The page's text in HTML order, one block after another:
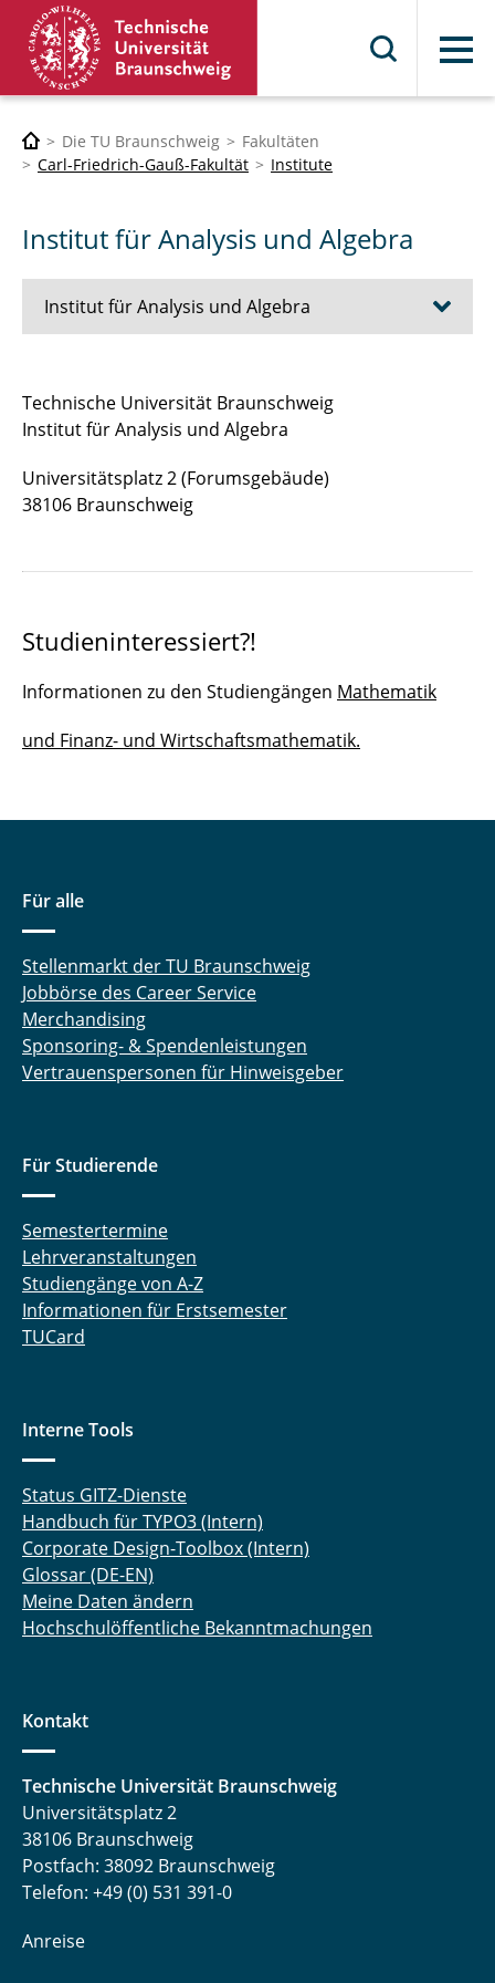
Menü
Die TU Braunschweig
Fakultäten
Carl-Friedrich-Gauß-Fakultät
Institute
Institut für Analysis und Algebra
Institut für Analysis und Algebra
Mitglieder und Angehörige
Lehrveranstaltungen
Technische Universität Braunschweig
Institut für Analysis und Algebra
Universitätsplatz 2 (Forumsgebäude)
38106 Braunschweig
Studieninteressiert?!
Informationen zu den Studiengängen Mathematik
und Finanz- und Wirtschaftsmathematik.
Für alle
Stellenmarkt der TU Braunschweig
Jobbörse des Career Service
Merchandising
Sponsoring- & Spendenleistungen
Vertrauenspersonen für Hinweisgeber
Für Studierende
Semestertermine
Lehrveranstaltungen
Studiengänge von A-Z
Informationen für Erstsemester
TUCard
Interne Tools
Status GITZ-Dienste
Handbuch für TYPO3 (Intern)
Corporate Design-Toolbox (Intern)
Glossar (DE-EN)
Meine Daten ändern
Hochschulöffentliche Bekanntmachungen
Kontakt
Technische Universität Braunschweig
Universitätsplatz 2
38106 Braunschweig
Postfach: 38092 Braunschweig
Telefon: +49 (0) 531 391-0
Anreise